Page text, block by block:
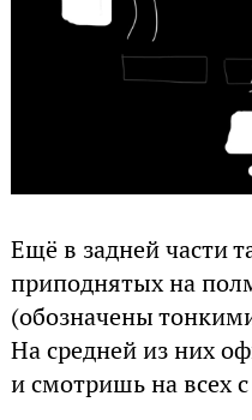
Ещё в задней части
приподнятых на
(обозначены
На средней из них
и смотришь на всех